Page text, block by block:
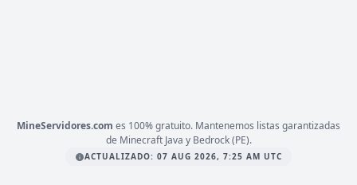
MineServidores.com es 100% gratuito. Mantenemos listas garantizadas
de Minecraft Java y Bedrock (PE).
ACTUALIZADO: 07 AUG 2026, 7:25 AM UTC